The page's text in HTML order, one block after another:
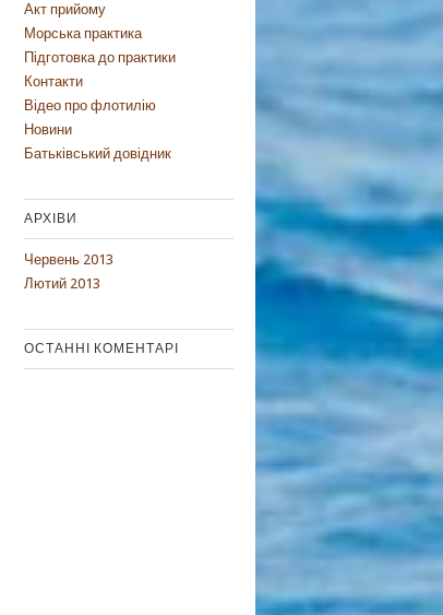
Акт прийому
Морська практика
Підготовка до практики
Контакти
Відео про флотилію
Новини
Батьківський довідник
АРХІВИ
Червень 2013
Лютий 2013
ОСТАННІ КОМЕНТАРІ